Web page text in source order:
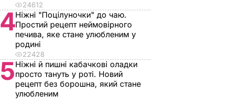
24612
4Ніжні "Поцілуночки" до чаю.
Простий рецепт неймовірного
печива, яке стане улюбленим у
родині
22428
5Ніжні й пишні кабачкові оладки
просто тануть у роті. Новий
рецепт без борошна, який стане
улюбленим